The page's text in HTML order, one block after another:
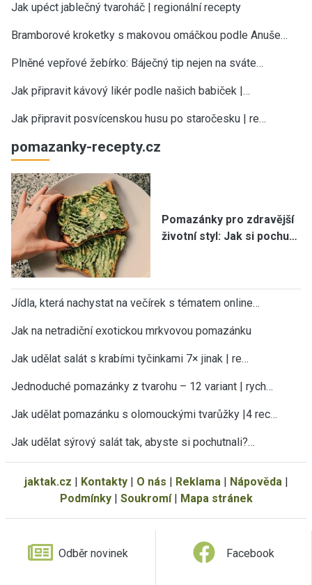
Jak upéct jablečný tvaroháč | regionální recepty
Bramborové kroketky s makovou omáčkou podle Anuše…
Plněné vepřové žebírko: Báječný tip nejen na sváte…
Jak připravit kávový likér podle našich babiček |…
Jak připravit posvícenskou husu po staročesku | re…
pomazanky-recepty.cz
Pomazánky pro zdravější
životní styl: Jak si pochu…
Jídla, která nachystat na večírek s tématem online…
Jak na netradiční exotickou mrkvovou pomazánku
Jak udělat salát s krabími tyčinkami 7× jinak | re…
Jednoduché pomazánky z tvarohu – 12 variant | rych…
Jak udělat pomazánku s olomouckými tvarůžky |4 rec…
Jak udělat sýrový salát tak, abyste si pochutnali?…
jaktak.cz Kontakty| O nás Reklama| Nápověda|
Podmínky| Soukromí| Mapa stránek
Odběr novinek Facebook